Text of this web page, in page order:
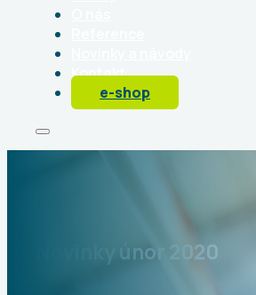
Kontakt
e-shop
Novinky únor 2020